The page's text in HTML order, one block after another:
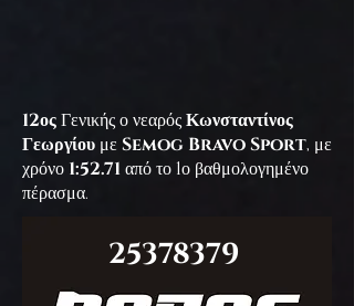
12οςΓενικής ο νεαρόςΚωνσταντίνος
Γεωργίου με Semog Bravo Sport, με
χρόνο 1:52.71από το 1ο βαθμολογημένο
πέρασμα.
25378379